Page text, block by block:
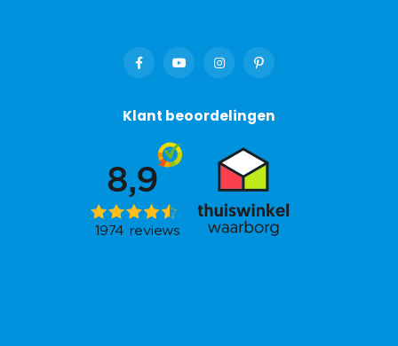
Klant beoordelingen